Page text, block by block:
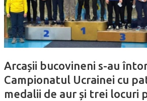
Arcașii bucovineni s-au
Campionatul Ucrainei cu
medalii de aur și trei locuri